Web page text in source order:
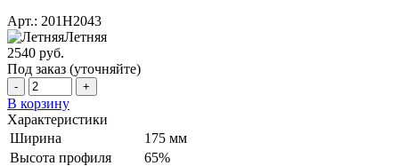
Арт.: 201H2043
Летняя
2540 руб.
Под заказ (уточняйте)
- +
В корзину
Характеристики
Ширина
175 мм
Высота профиля
65%